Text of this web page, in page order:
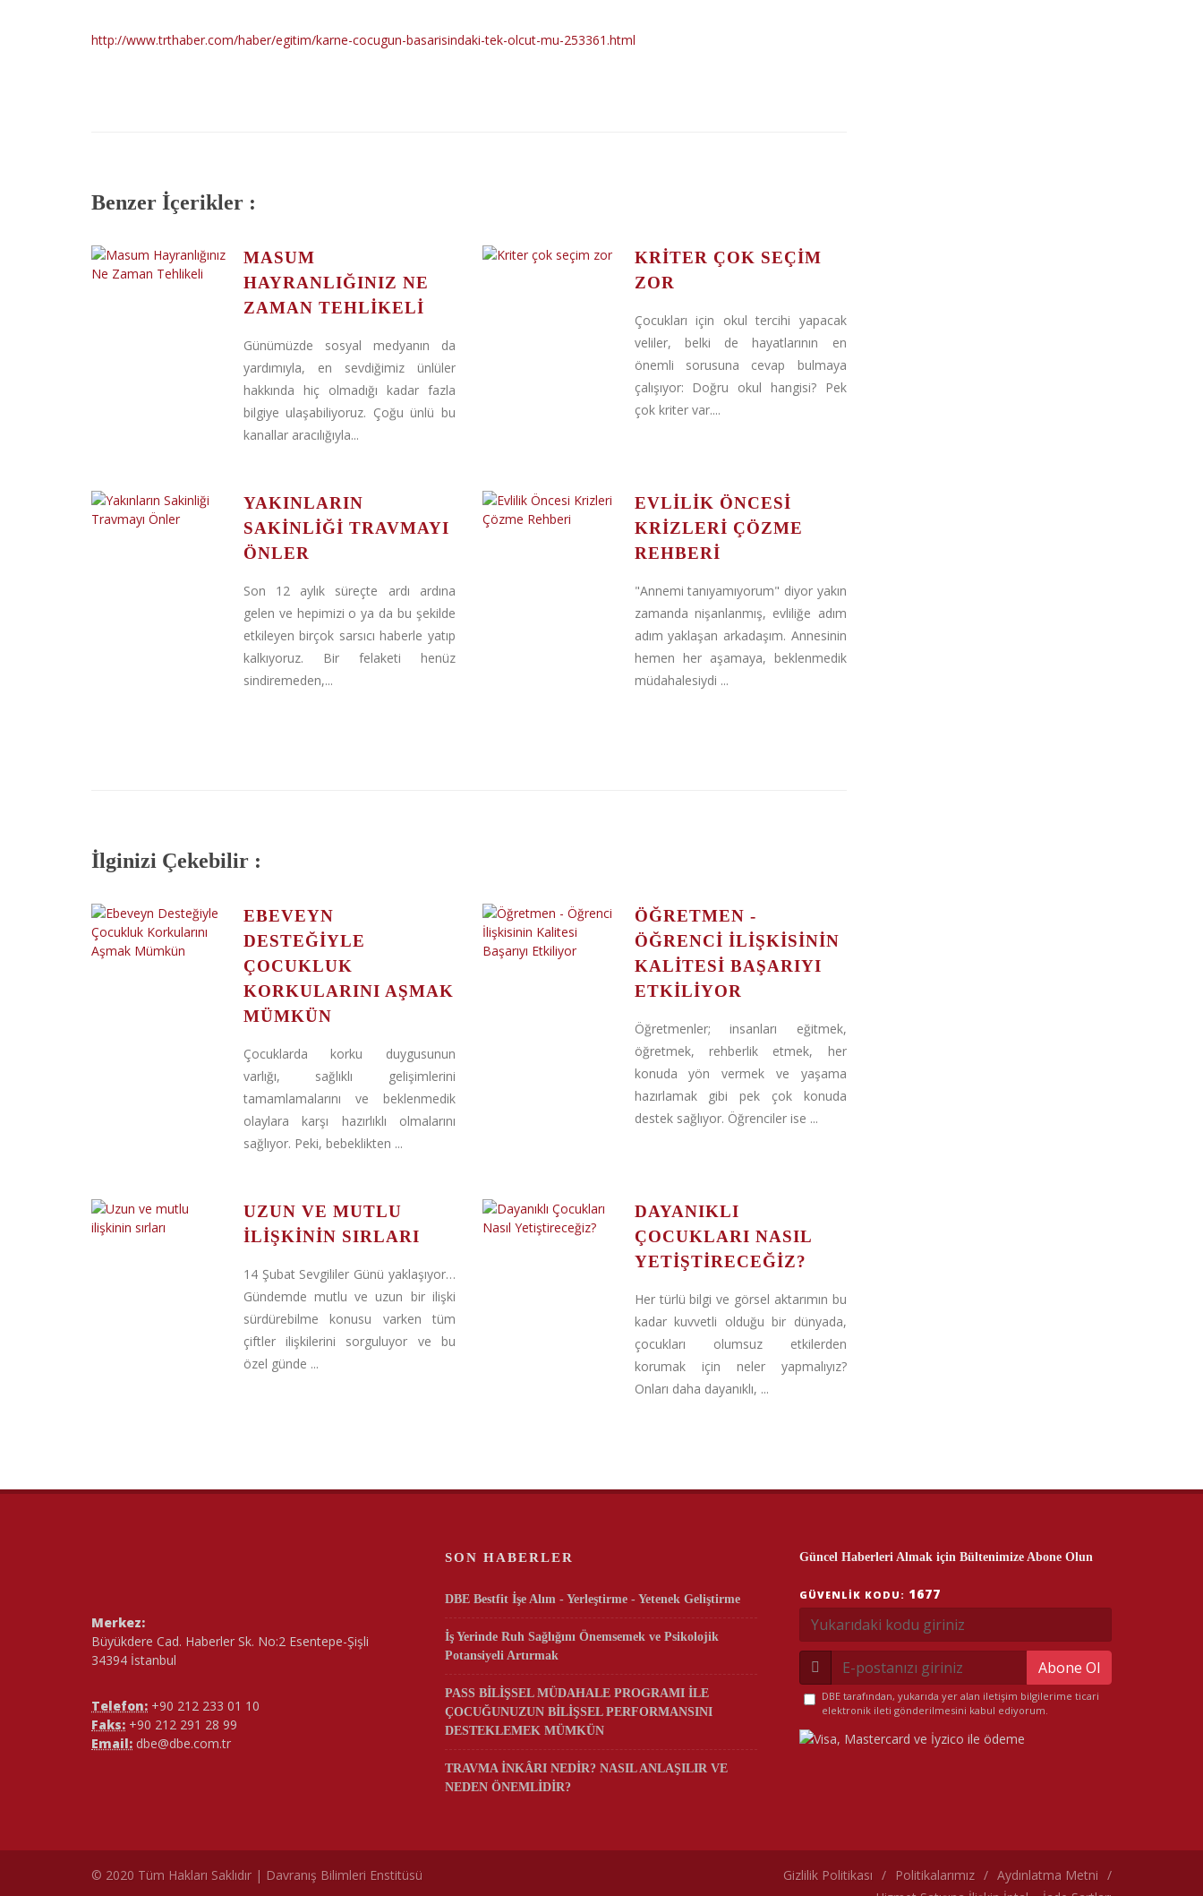
http://www.trthaber.com/haber/egitim/karne-cocugun-basarisindaki-tek-olcut-mu-253361.html
Benzer İçerikler :
MASUM
HAYRANLIĞINIZ NE
ZAMAN TEHLIKELI
Günümüzde sosyal medyanın da
yardımıyla, en sevdiğimiz ünlüler
hakkında hiç olmadığı kadar fazla
bilgiye ulaşabiliyoruz. Çoğu ünlü bu
kanallar aracılığıyla...
KRITER ÇOK SEÇIM
ZOR
Çocukları için okul tercihi yapacak
veliler, belki de hayatlarının en
önemli sorusuna cevap bulmaya
çalışıyor: Doğru okul hangisi? Pek
çok kriter var....
YAKINLARIN
SAKINLIĞI TRAVMAYI
ÖNLER
Son 12 aylık süreçte ardı ardına
gelen ve hepimizi o ya da bu şekilde
etkileyen birçok sarsıcı haberle yatıp
kalkıyoruz. Bir felaketi henüz
sindiremeden,...
EVLILIK ÖNCESI
KRIZLERI ÇÖZME
REHBERI
"Annemi tanıyamıyorum" diyor yakın
zamanda nişanlanmış, evliliğe adım
adım yaklaşan arkadaşım. Annesinin
hemen her aşamaya, beklenmedik
müdahalesiydi ...
İlginizi Çekebilir :
EBEVEYN
DESTEĞIYLE
ÇOCUKLUK
KORKULARINI AŞMAK
MÜMKÜN
Çocuklarda korku duygusunun
varlığı, sağlıklı gelişimlerini
tamamlamalarını ve beklenmedik
olaylara karşı hazırlıklı olmalarını
sağlıyor. Peki, bebeklikten ...
ÖĞRETMEN -
ÖĞRENCI İLIŞKISININ
KALITESI BAŞARIYI
ETKILIYOR
Öğretmenler; insanları eğitmek,
öğretmek, rehberlik etmek, her
konuda yön vermek ve yaşama
hazırlamak gibi pek çok konuda
destek sağlıyor. Öğrenciler ise ...
UZUN VE MUTLU
ILIŞKININ SIRLARI
14 Şubat Sevgililer Günü yaklaşıyor…
Gündemde mutlu ve uzun bir ilişki
sürdürebilme konusu varken tüm
çiftler ilişkilerini sorguluyor ve bu
özel günde ...
DAYANIKLI
ÇOCUKLARI NASIL
YETIŞTIRECEĞIZ?
Her türlü bilgi ve görsel aktarımın bu
kadar kuvvetli olduğu bir dünyada,
çocukları olumsuz etkilerden
korumak için neler yapmalıyız?
Onları daha dayanıklı, ...
Merkez:
Büyükdere Cad. Haberler Sk. No:2 Esentepe-Şişli
34394 İstanbul
Telefon: +90 212 233 01 10
Faks: +90 212 291 28 99
Email: dbe@dbe.com.tr
SON HABERLER
DBE Bestfit İşe Alım - Yerleştirme - Yetenek Geliştirme
İş Yerinde Ruh Sağlığını Önemsemek ve Psikolojik
Potansiyeli Artırmak
PASS BİLİŞSEL MÜDAHALE PROGRAMI İLE
ÇOCUĞUNUZUN BİLİŞSEL PERFORMANSINI
DESTEKLEMEK MÜMKÜN
TRAVMA İNKÂRI NEDİR? NASIL ANLAŞILIR VE
NEDEN ÖNEMLİDİR?
Güncel Haberleri Almak için Bültenimize Abone Olun
GÜVENLIK KODU: 1677
Abone Ol
DBE tarafından, yukarıda yer alan iletişim bilgilerime ticari
elektronik ileti gönderilmesini kabul ediyorum.
© 2020 Tüm Hakları Saklıdır | Davranış Bilimleri Enstitüsü Gizlilik Politikası / Politikalarımız / Aydınlatma Metni /